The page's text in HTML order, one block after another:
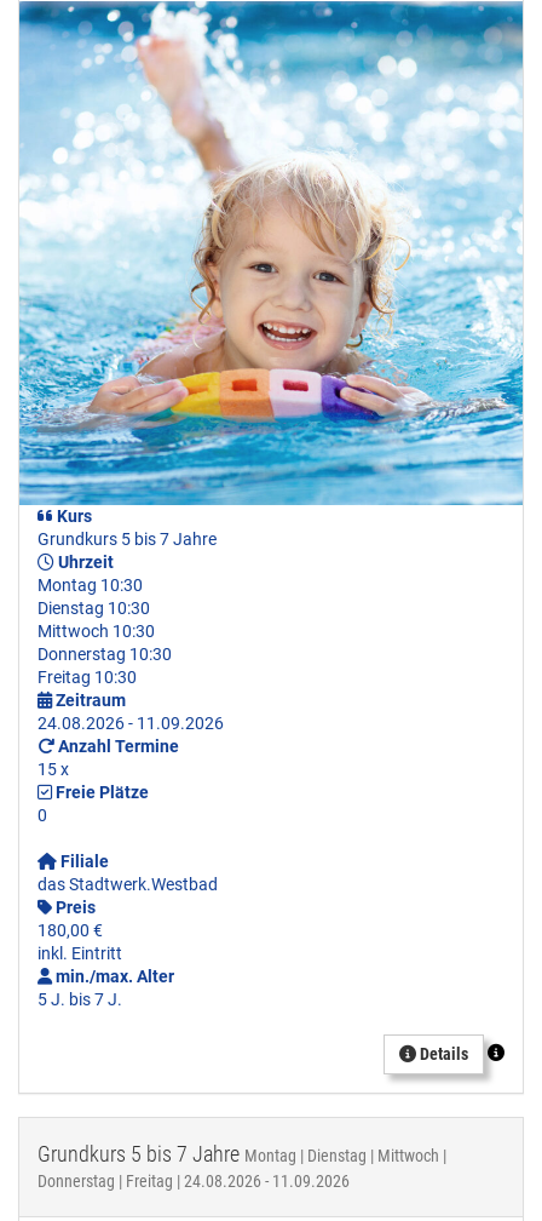
Kurs
Grundkurs 5 bis 7 Jahre
Uhrzeit
Montag 10:30
Dienstag 10:30
Mittwoch 10:30
Donnerstag 10:30
Freitag 10:30
Zeitraum
24.08.2026 - 11.09.2026
Anzahl Termine
15 x
Freie Plätze
0
Filiale
das Stadtwerk.Westbad
Preis
180,00 €
inkl. Eintritt
min./max. Alter
5 J. bis 7 J.
Details
Grundkurs 5 bis 7 Jahre Montag | Dienstag | Mittwoch |
Donnerstag | Freitag | 24.08.2026 - 11.09.2026